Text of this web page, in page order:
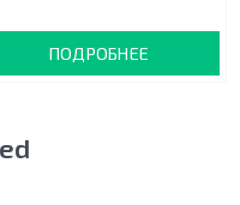
ПОДРОБНЕЕ